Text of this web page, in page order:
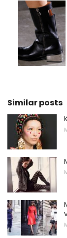
Similar posts